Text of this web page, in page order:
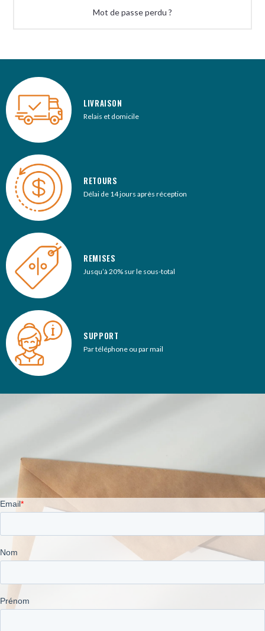
Mot de passe perdu ?
LIVRAISON
Relais et domicile
RETOURS
Délai de 14 jours après réception
REMISES
Jusqu’à 20% sur le sous-total
SUPPORT
Par téléphone ou par mail